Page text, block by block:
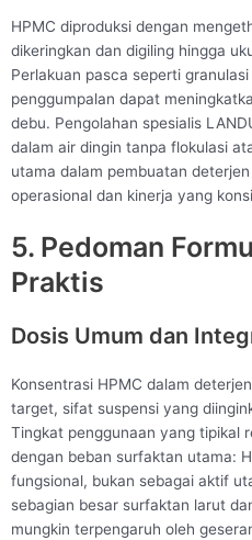
HPMC diproduksi dengan
dikeringkan dan digiling hingga
Perlakuan pasca seperti
penggumpalan dapat
debu. Pengolahan spesialis
dalam air dingin tanpa flokulasi
utama dalam pembuatan
operasional dan kinerja yang
5. Pedoman
Praktis
Dosis Umum dan
Konsentrasi HPMC dalam
target, sifat suspensi yang
Tingkat penggunaan yang tipikal
dengan beban surfaktan utama:
fungsional, bukan sebagai aktif
sebagian besar surfaktan larut
mungkin terpengaruh oleh